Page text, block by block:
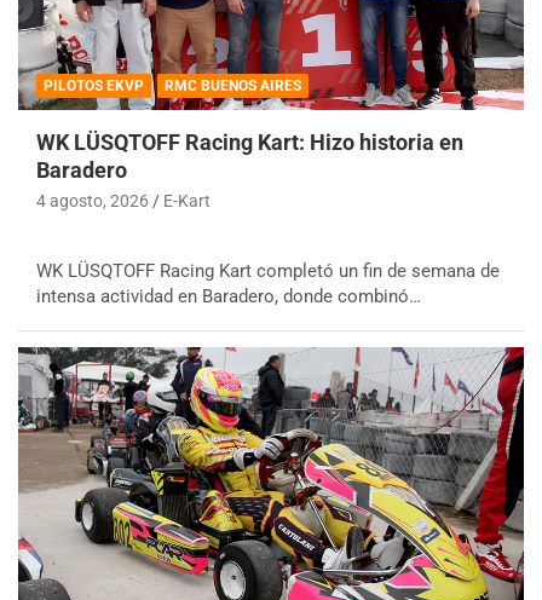
PILOTOS EKVP RMC BUENOS AIRES
WK LÜSQTOFF Racing Kart: Hizo historia en
Baradero
4 agosto, 2026 E-Kart
WK LÜSQTOFF Racing Kart completó un fin de semana de
intensa actividad en Baradero, donde combinó…